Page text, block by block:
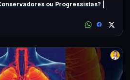
ou Progressistas? |